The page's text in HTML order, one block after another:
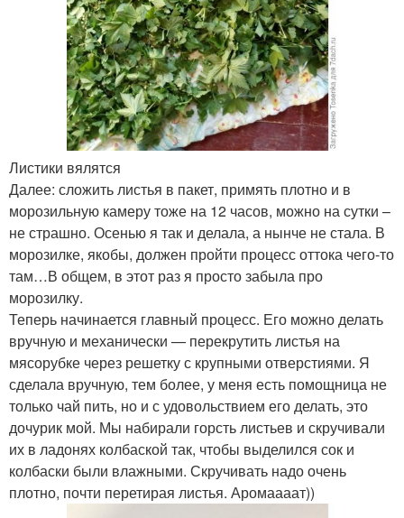
Листики вялятся
Далее: сложить листья в пакет, примять плотно и в
морозильную камеру тоже на 12 часов, можно на сутки –
не страшно. Осенью я так и делала, а нынче не стала. В
морозилке, якобы, должен пройти процесс оттока чего-то
там…В общем, в этот раз я просто забыла про
морозилку.
Теперь начинается главный процесс. Его можно делать
вручную и механически — перекрутить листья на
мясорубке через решетку с крупными отверстиями. Я
сделала вручную, тем более, у меня есть помощница не
только чай пить, но и с удовольствием его делать, это
дочурик мой. Мы набирали горсть листьев и скручивали
их в ладонях колбаской так, чтобы выделился сок и
колбаски были влажными. Скручивать надо очень
плотно, почти перетирая листья. Аромаааат))